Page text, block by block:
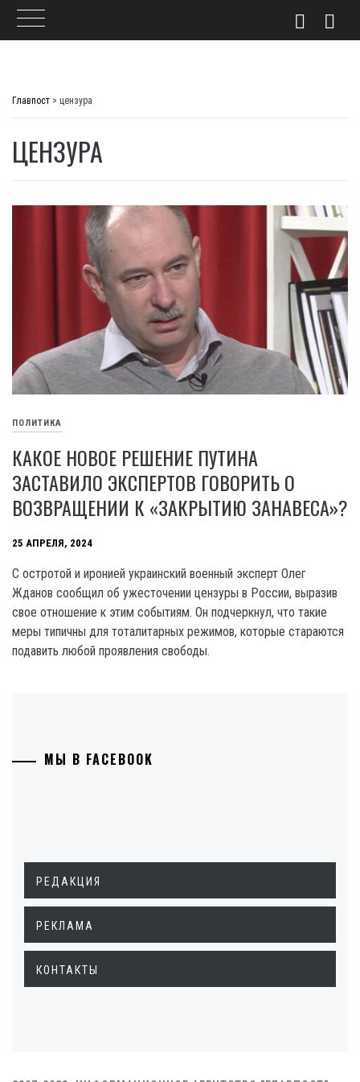
Главпост > цензура
ЦЕНЗУРА
ПОЛИТИКА
КАКОЕ НОВОЕ РЕШЕНИЕ ПУТИНА
ЗАСТАВИЛО ЭКСПЕРТОВ ГОВОРИТЬ О
ВОЗВРАЩЕНИИ К «ЗАКРЫТИЮ ЗАНАВЕСА»?
25 АПРЕЛЯ, 2024
С остротой и иронией украинский военный эксперт Олег
Жданов сообщил об ужесточении цензуры в России, выразив
свое отношение к этим событиям. Он подчеркнул, что такие
меры типичны для тоталитарных режимов, которые стараются
подавить любой проявления свободы.
МЫ В FACEBOOK
РЕДАКЦИЯ
РЕКЛАМА
КОНТАКТЫ